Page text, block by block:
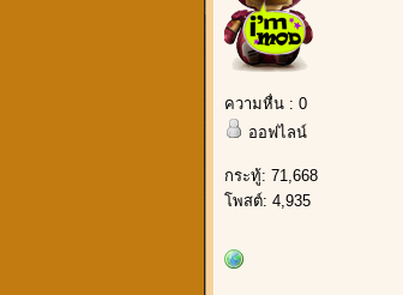
ความหื่น : 0
ออฟไลน์
กระทู้: 71,668
โพสต์: 4,935